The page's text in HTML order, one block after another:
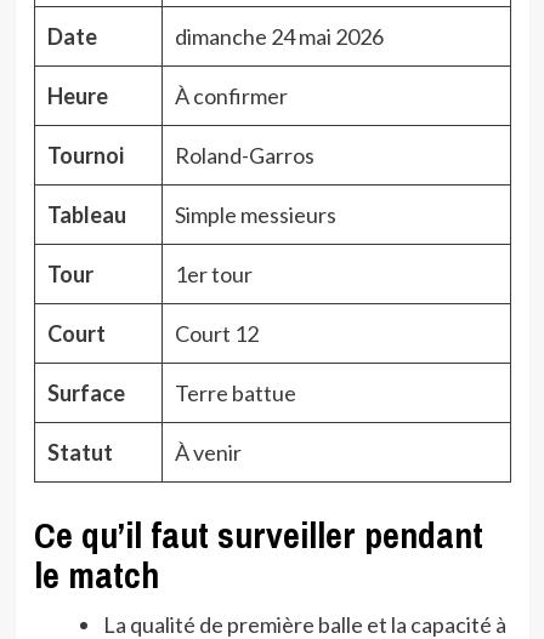
Date dimanche 24 mai 2026
Heure À confirmer
Tournoi Roland-Garros
Tableau Simple messieurs
Tour 1er tour
Court Court 12
Surface Terre battue
Statut À venir
Ce qu’il faut surveiller pendant
le match
La qualité de première balle et la capacité à